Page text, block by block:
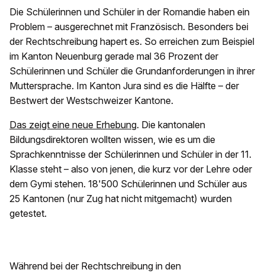
Die Schülerinnen und Schüler in der Romandie haben ein
Problem – ausgerechnet mit Französisch. Besonders bei
der Rechtschreibung hapert es. So erreichen zum Beispiel
im Kanton Neuenburg gerade mal 36 Prozent der
Schülerinnen und Schüler die Grundanforderungen in ihrer
Muttersprache. Im Kanton Jura sind es die Hälfte – der
Bestwert der Westschweizer Kantone.
Das zeigt eine neue Erhebung. Die kantonalen
Bildungsdirektoren wollten wissen, wie es um die
Sprachkenntnisse der Schülerinnen und Schüler in der 11.
Klasse steht – also von jenen, die kurz vor der Lehre oder
dem Gymi stehen. 18'500 Schülerinnen und Schüler aus
25 Kantonen (nur Zug hat nicht mitgemacht) wurden
getestet.
Während bei der Rechtschreibung in den